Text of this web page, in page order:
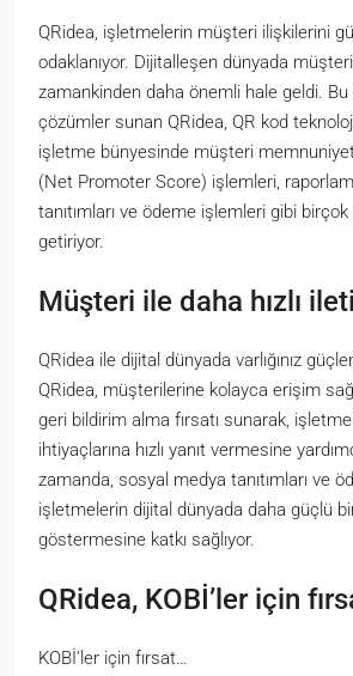
QRidea, işletmelerin müşteri ilişkilerini
odaklanıyor. Dijitalleşen dünyada
zamankinden daha önemli hale geldi.
çözümler sunan QRidea, QR kod
işletme bünyesinde müşteri
(Net Promoter Score) işlemleri,
tanıtımları ve ödeme işlemleri gibi
getiriyor.
Müşteri ile daha hızlı
QRidea ile dijital dünyada varlığınız
QRidea, müşterilerine kolayca erişim
geri bildirim alma fırsatı sunarak,
ihtiyaçlarına hızlı yanıt vermesine
zamanda, sosyal medya tanıtımları ve
işletmelerin dijital dünyada daha güçlü
göstermesine katkı sağlıyor.
QRidea, KOBİ’ler için
KOBİ’ler için fırsat…